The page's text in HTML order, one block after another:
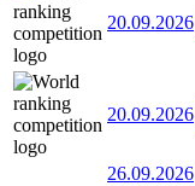
20.09.2026
20.09.2026
26.09.2026